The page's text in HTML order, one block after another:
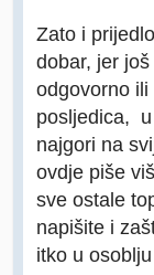
Zato i
dobar, jer
odgovorno
posljedica,
najgori na
ovdje piše
sve ostale
napišite i
itko u